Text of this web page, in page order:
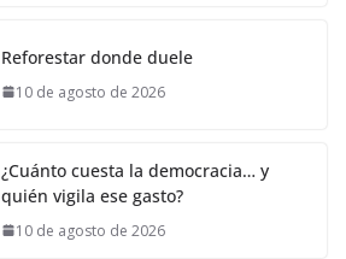
Reforestar donde duele
10 de agosto de 2026
¿Cuánto cuesta la democracia… y
quién vigila ese gasto?
10 de agosto de 2026